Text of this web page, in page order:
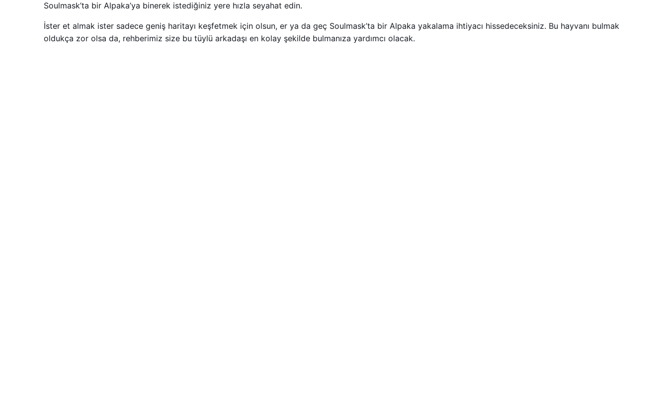
Soulmask’ta bir Alpaka’ya binerek istediğiniz yere hızla seyahat edin.
İster et almak ister sadece geniş haritayı keşfetmek için olsun, er ya da geç Soulmask’ta bir Alpaka yakalama ihtiyacı hissedeceksiniz. Bu hayvanı bulmak
oldukça zor olsa da, rehberimiz size bu tüylü arkadaşı en kolay şekilde bulmanıza yardımcı olacak.